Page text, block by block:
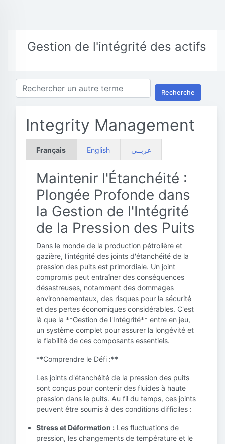
Gestion de l'intégrité des actifs
Recherche
Integrity Management
Français English عربــي
Maintenir l'Étanchéité :
Plongée Profonde dans
la Gestion de l'Intégrité
de la Pression des Puits
Dans le monde de la production pétrolière et
gazière, l'intégrité des joints d'étanchéité de la
pression des puits est primordiale. Un joint
compromis peut entraîner des conséquences
désastreuses, notamment des dommages
environnementaux, des risques pour la sécurité
et des pertes économiques considérables. C'est
là que la **Gestion de l'Intégrité** entre en jeu,
un système complet pour assurer la longévité et
la fiabilité de ces composants essentiels.
**Comprendre le Défi :**
Les joints d'étanchéité de la pression des puits
sont conçus pour contenir des fluides à haute
pression dans le puits. Au fil du temps, ces joints
peuvent être soumis à des conditions difficiles :
Stress et Déformation : Les fluctuations de
pression, les changements de température et le